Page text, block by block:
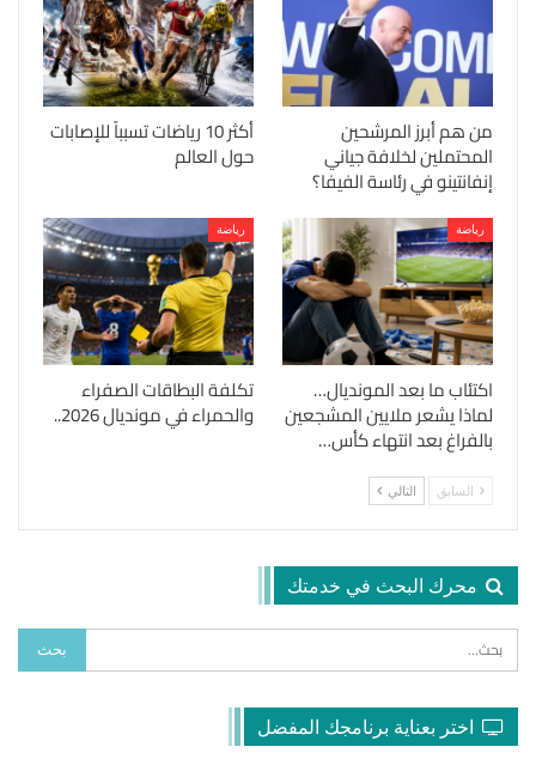
من هم أبرز المرشحين
المحتملين لخلافة جياني
إنفانتينو في رئاسة الفيفا؟
أكثر 10 رياضات تسبباً للإصابات
حول العالم
رياضة
اكتئاب ما بعد المونديال…
لماذا يشعر ملايين المشجعين
بالفراغ بعد انتهاء كأس…
رياضة
تكلفة البطاقات الصفراء
والحمراء في مونديال 2026..
السابق التالي
محرك البحث في خدمتك
اختر بعناية برنامجك المفضل